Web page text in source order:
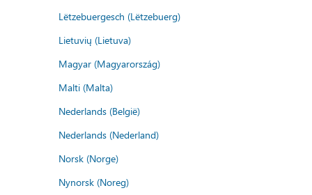
Lëtzebuergesch (Lëtzebuerg)
Lietuvių (Lietuva)
Magyar (Magyarország)
Malti (Malta)
Nederlands (België)
Nederlands (Nederland)
Norsk (Norge)
Nynorsk (Noreg)